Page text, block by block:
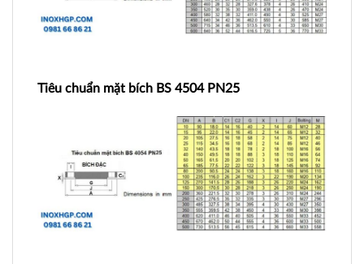
Tiêu chuẩn mặt bích BS 4504 PN25